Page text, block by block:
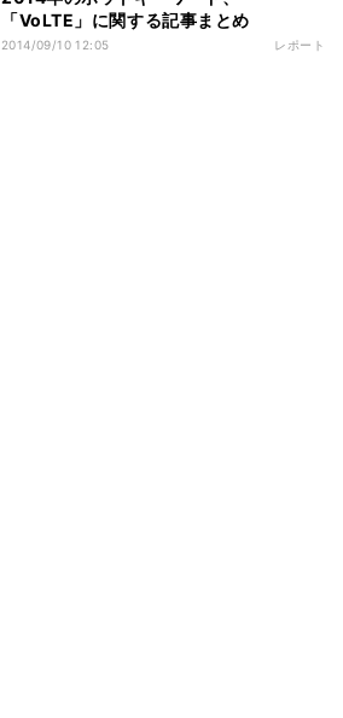
「VoLTE」に関する記事まとめ
2014/09/10 12:05 レポート